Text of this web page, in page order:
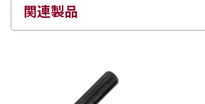
関連製品